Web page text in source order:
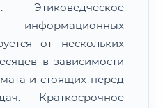
Этиковедческое
от нескольких
в зависимости
и стоящих перед
Краткосрочное